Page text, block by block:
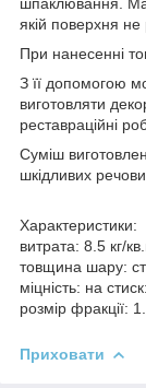
якій поверхня не
При нанесенні
З її допомогою
виготовляти
реставраційні
Суміш
шкідливих
Характеристики:
витрата: 8.5 кг/
товщина шару:
міцність: на
розмір фракції:
Приховати